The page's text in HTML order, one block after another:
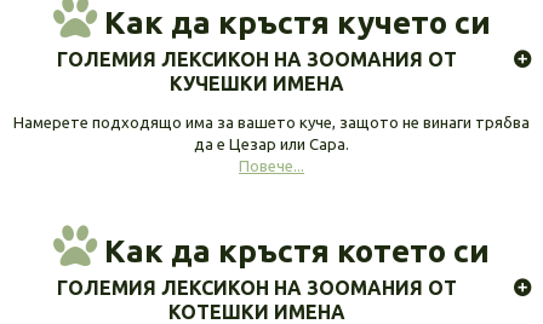
Как да кръстя кучето си
ГОЛЕМИЯ ЛЕКСИКОН НА ЗООМАНИЯ ОТ
КУЧЕШКИ ИМЕНА
Намерете подходящо има за вашето куче, защото не винаги трябва
да е Цезар или Сара.
Повече...
Как да кръстя котето си
ГОЛЕМИЯ ЛЕКСИКОН НА ЗООМАНИЯ ОТ
КОТЕШКИ ИМЕНА